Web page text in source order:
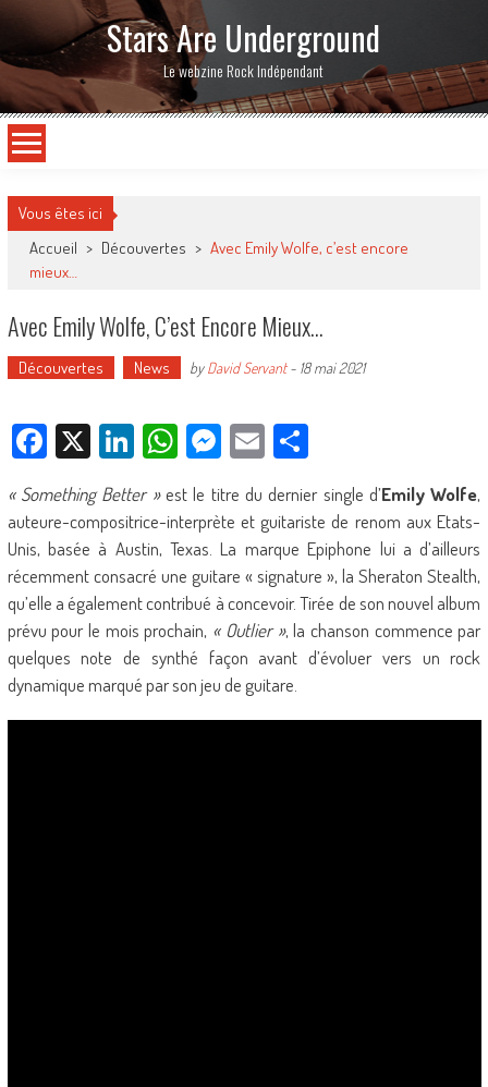
Stars Are Underground
Le webzine Rock Indépendant
Vous êtes ici
Accueil > Découvertes > Avec Emily Wolfe, c’est encore
mieux…
Avec Emily Wolfe, C’est Encore Mieux…
Découvertes News byDavid Servant- 18 mai 2021
Facebook
X LinkedIn
WhatsApp
Messenger
EmailPartager
« Something Better »est le titre du dernier single d’Emily Wolfe,
auteure-compositrice-interprète et guitariste de renom aux Etats-
Unis, basée à Austin, Texas. La marque Epiphone lui a d’ailleurs
récemment consacré une guitare « signature », la Sheraton Stealth,
qu’elle a également contribué à concevoir. Tirée de son nouvel album
prévu pour le mois prochain, « Outlier », la chanson commence par
quelques note de synthé façon avant d’évoluer vers un rock
dynamique marqué par son jeu de guitare.